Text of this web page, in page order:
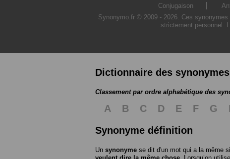
Conjugaison
Synonymo.fr © 2009 - 2026. Ces
strictement personnel.
Dictionnaire des synonymes
Classement par ordre alphabétique des
A B C D E F G
Synonyme définition
Un synonyme se dit d'un mot qui a la même
veulent dire la même chose . Lorsqu’on